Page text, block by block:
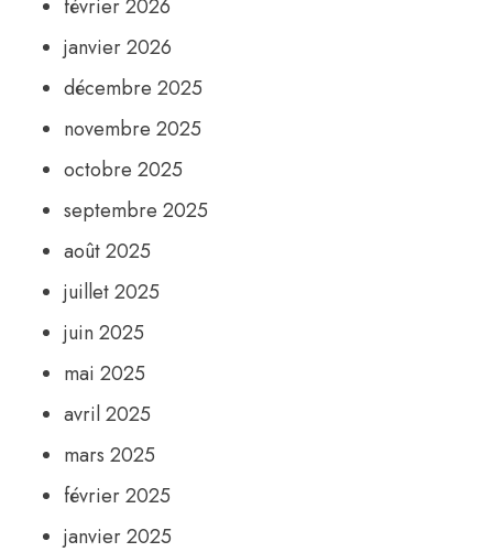
février 2026
janvier 2026
décembre 2025
novembre 2025
octobre 2025
septembre 2025
août 2025
juillet 2025
juin 2025
mai 2025
avril 2025
mars 2025
février 2025
janvier 2025